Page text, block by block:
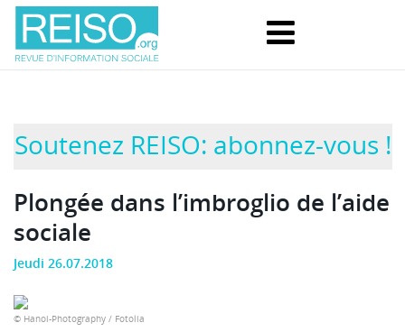
Soutenez REISO: abonnez-vous !
Plongée dans l’imbroglio de l’aide
sociale
Jeudi 26.07.2018
© Hanoi-Photography / Fotolia